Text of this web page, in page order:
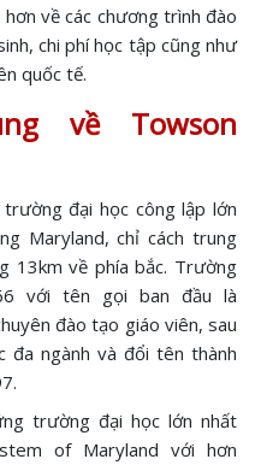
về các chương trình đào
chi phí học tập cũng như
quốc tế.
về Towson
đại học công lập lớn
Maryland, chỉ cách trung
13km về phía bắc. Trường
với tên gọi ban đầu là
đào tạo giáo viên, sau
đa ngành và đổi tên thành
trường đại học lớn nhất
of Maryland với hơn